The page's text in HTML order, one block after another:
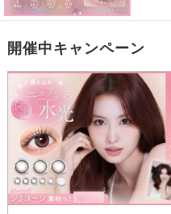
開催中キャンペーン